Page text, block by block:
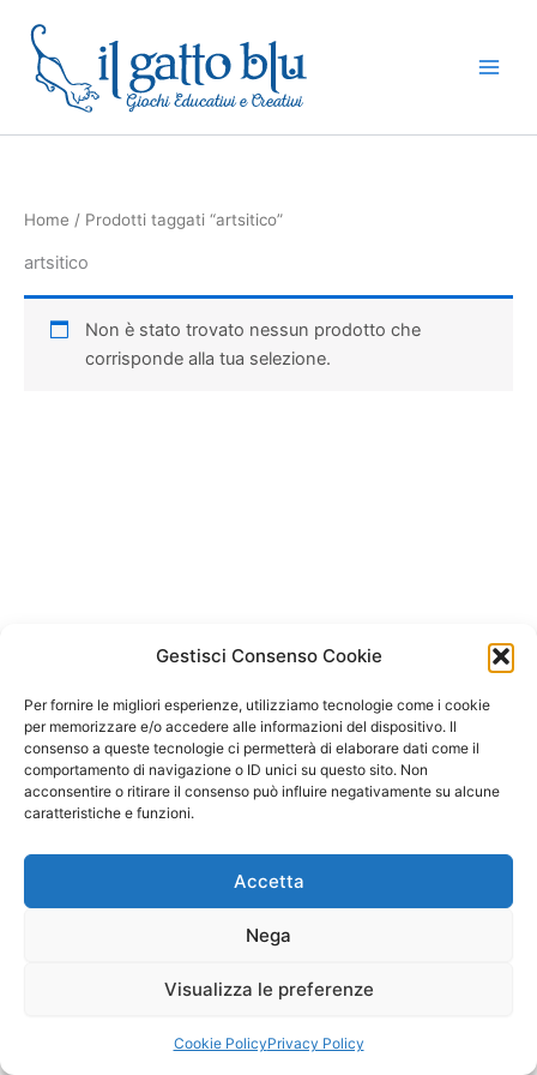
Gestisci Consenso Cookie
Per fornire le migliori esperienze, utilizziamo tecnologie come i cookie
per memorizzare e/o accedere alle informazioni del dispositivo. Il
consenso a queste tecnologie ci permetterà di elaborare dati come il
comportamento di navigazione o ID unici su questo sito. Non
acconsentire o ritirare il consenso può influire negativamente su alcune
caratteristiche e funzioni.
Accetta
Nega
Visualizza le preferenze
Cookie PolicyPrivacy Policy
contenuto
Home / Prodotti taggati “artsitico”
artsitico
Non è stato trovato nessun prodotto che
corrisponde alla tua selezione.
Copyright © 2026 Il Gatto Blu Giochi educativi Montessori e